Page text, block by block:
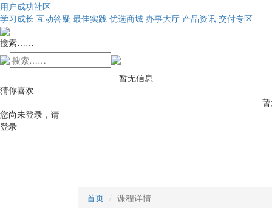
用户成功社区
学习成长 互动答疑 最佳实践 优选商城 办事大厅 产品资讯 交付专区
搜索……
暂无信息
猜你喜欢
您尚未登录，请
登录
首页 课程详情